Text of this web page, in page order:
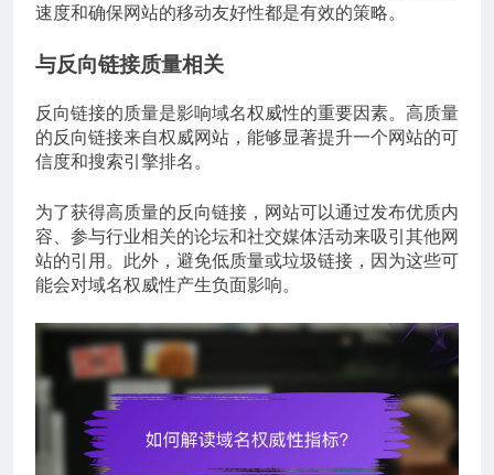
速度和确保网站的移动友好性都是有效的策略。
与反向链接质量相关
反向链接的质量是影响域名权威性的重要因素。高质量
的反向链接来自权威网站，能够显著提升一个网站的可
信度和搜索引擎排名。
为了获得高质量的反向链接，网站可以通过发布优质内
容、参与行业相关的论坛和社交媒体活动来吸引其他网
站的引用。此外，避免低质量或垃圾链接，因为这些可
能会对域名权威性产生负面影响。